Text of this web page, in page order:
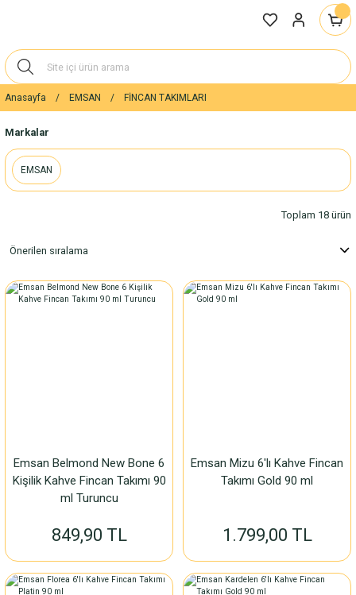
Anasayfa EMSAN FİNCAN TAKIMLARI
Markalar
EMSAN
Toplam 18 ürün
Emsan Belmond New Bone 6
Kişilik Kahve Fincan Takımı 90
ml Turuncu
849,90 TL
Emsan Mizu 6'lı Kahve Fincan
Takımı Gold 90 ml
1.799,00 TL